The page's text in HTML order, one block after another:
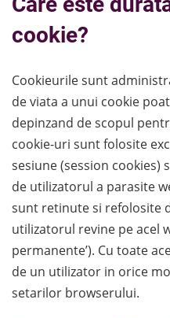
cookie?
Cookieurile sunt
de viata a unui cookie
depinzand de scopul
cookie-uri sunt folosite
sesiune (session
de utilizatorul a parasite
sunt retinute si refolosite
utilizatorul revine pe acel
permanente’). Cu toate
de un utilizator in orice
setarilor browserului.